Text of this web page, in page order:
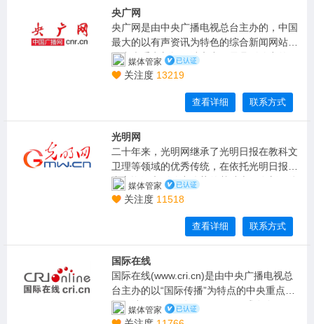
49年中华人民共和国成立后，新华社成为集
中统一的国家通讯社。新华社总部设在北
京，在各省、自治区、直辖市设有31个分社
和10个支社、记者站，在台湾地区派有记
者；在总社设有解放军分社；在境外设有包
括7个总分社在内的183个分社。
央广网
央广网是由中央广播电视总台主办的，中国
最大的以有声资讯为特色的综合新闻网站，
是中央重点新闻网站和中国最具影响力的网
络媒体之一，
媒体管家
关注度 13219
查看详细 联系方式
光明网
二十年来，光明网继承了光明日报在教科文
卫理等领域的优秀传统，在依托光明日报社
丰富资源和影响力优势的基础上，在新媒体
领域开拓创新，形成了强大的传播力、影响
媒体管家
关注度 11518
查看详细 联系方式
国际在线
国际在线(www.cri.cn)是由中央广播电视总
台主办的以“国际传播”为特点的中央重点新
闻网站，于1998年12月26日正式发布。国
际在线目前通过44个语种以及广客闽潮4种
媒体管家